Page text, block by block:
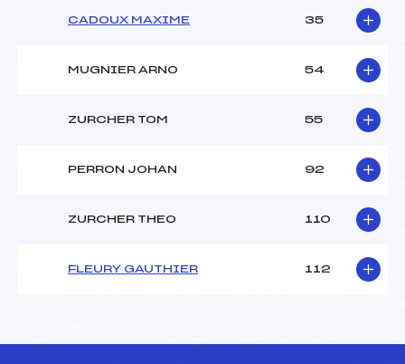
CADOUX MAXIME 35
MUGNIER ARNO 54
ZURCHER TOM 55
PERRON JOHAN 92
ZURCHER THEO 110
FLEURY GAUTHIER 112